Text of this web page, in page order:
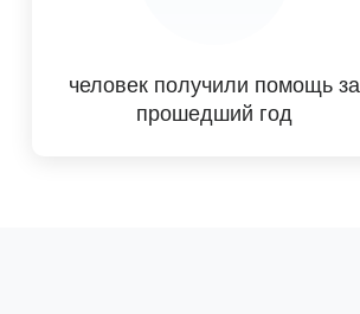
человек получили помощь за
прошедший год